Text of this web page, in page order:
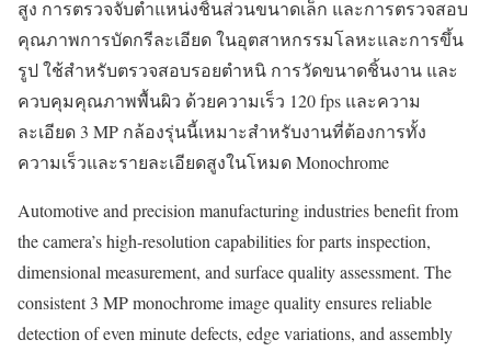
สูง การตรวจจับตำแหน่งชิ้นส่วนขนาดเล็ก และการตรวจสอบ
คุณภาพการบัดกรีละเอียด ในอุตสาหกรรมโลหะและการขึ้น
รูป ใช้สำหรับตรวจสอบรอยตำหนิ การวัดขนาดชิ้นงาน และ
ควบคุมคุณภาพพื้นผิว ด้วยความเร็ว 120 fps และความ
ละเอียด 3 MP กล้องรุ่นนี้เหมาะสำหรับงานที่ต้องการทั้ง
ความเร็วและรายละเอียดสูงในโหมด Monochrome
Automotive and precision manufacturing industries benefit from
the camera’s high-resolution capabilities for parts inspection,
dimensional measurement, and surface quality assessment. The
consistent 3 MP monochrome image quality ensures reliable
detection of even minute defects, edge variations, and assembly